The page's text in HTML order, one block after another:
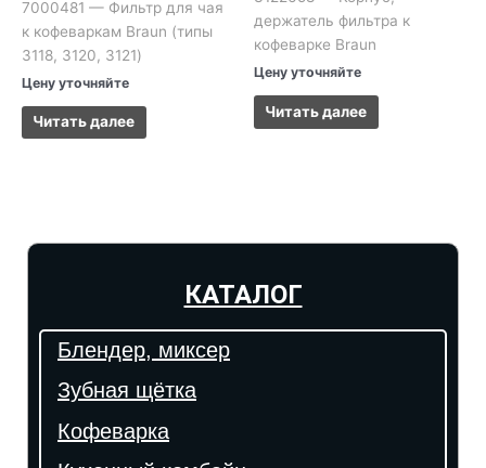
7000481 — Фильтр для чая
к кофеваркам Braun (типы
3118, 3120, 3121)
Цену уточняйте
Читать далее
держатель фильтра к
кофеварке Braun
Цену уточняйте
Читать далее
КАТАЛОГ
Блендер, миксер
Зубная щётка
Кофеварка